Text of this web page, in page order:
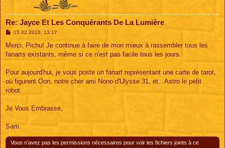
Re: Jayce Et Les Conquérants De La Lumière
M
s
a
15 02 2016, 13:17
Merci, Pichu! Je continue à faire de mon mieux à rassembler tous les
fanarts existants, même si ce n'est pas facile tous les jours.
Pour aujourd'hui, je vous poste un fanart représentant une carte de tarot,
où figurent Oon, notre cher ami Nono d'Ulysse 31, et...Astro le petit
robot.
Je Vous Embrasse,
Sam.
Vous n’avez pas les permissions nécessaires pour voir les fichiers joints à ce